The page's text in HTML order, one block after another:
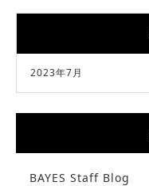
2023年7月
BAYES Staff Blog